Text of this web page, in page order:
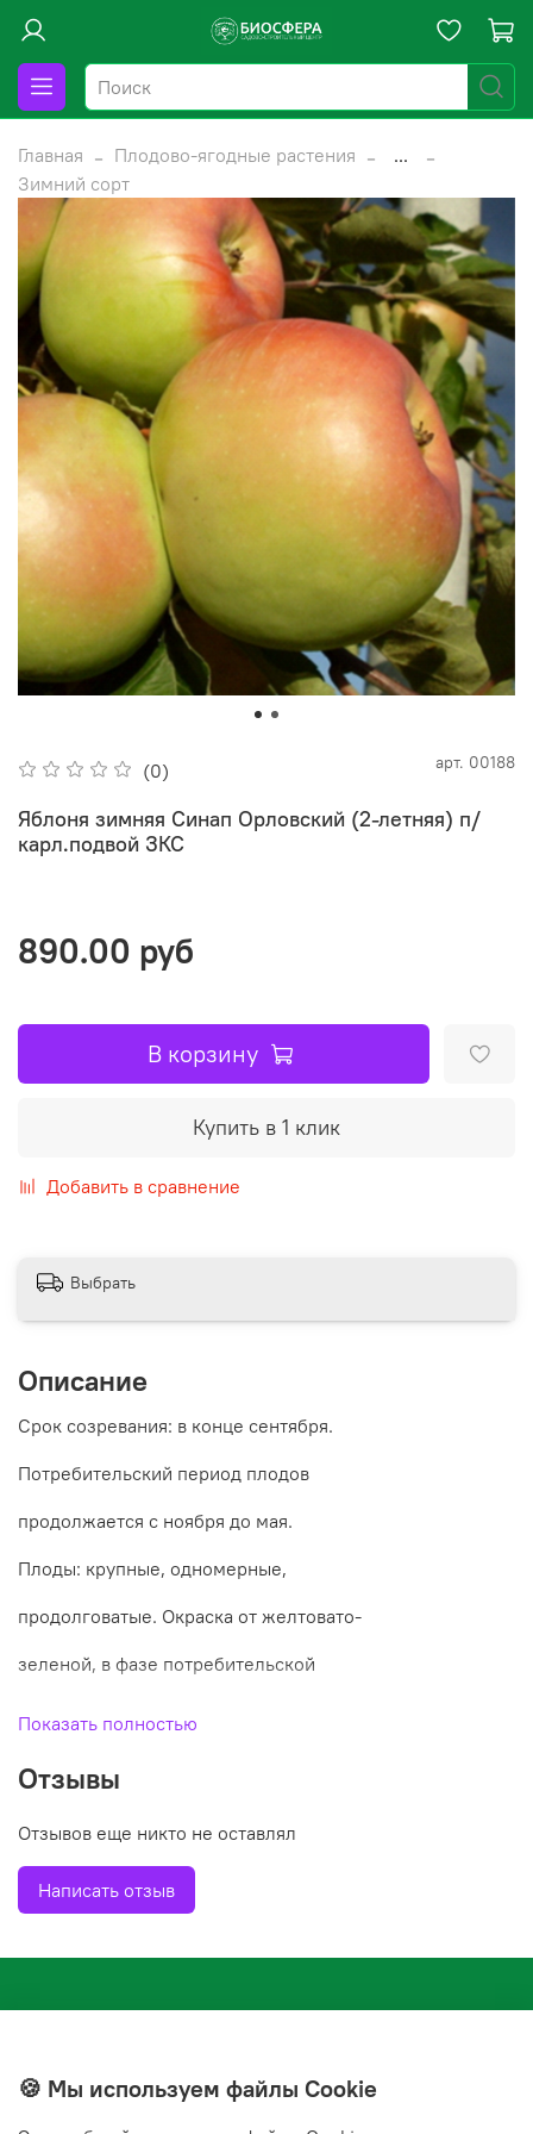
Главная Плодово-ягодные растения
...
Зимний сорт
(0) арт. 00188
Яблоня зимняя Синап Орловский (2-летняя) п/
карл.подвой ЗКС
890.00 руб
В корзину
Купить в 1 клик
Добавить в сравнение
Выбрать
Описание
Срок созревания: в конце сентября.
Потребительский период плодов
продолжается с ноября до мая.
Плоды: крупные, одномерные,
продолговатые. Окраска от желтовато-
зеленой, в фазе потребительской
зрелости – золотисто-желтая.
Вкусовые качества: мякоть плодов
Скороплодность: плодоношение в
Показать полностью
Отзывы
Отзывов еще никто не оставлял
Написать отзыв
🍪 Мы используем файлы Cookie